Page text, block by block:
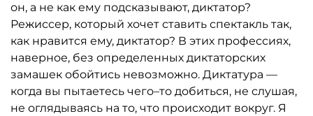
он, а не как ему подсказывают, диктатор?
Режиссер, который хочет ставить спектакль так,
как нравится ему, диктатор? В этих профессиях,
наверное, без определенных диктаторских
замашек обойтись невозможно. Диктатура —
когда вы пытаетесь чего–то добиться, не слушая,
не оглядываясь на то, что происходит вокруг. Я